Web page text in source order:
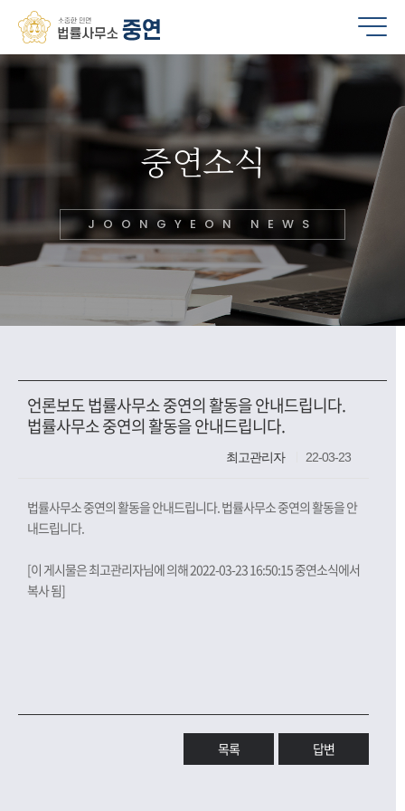
중연소식
JOONGYEON NEWS
언론보도법률사무소 중연의 활동을 안내드립니다.
법률사무소 중연의 활동을 안내드립니다.
최고관리자 22-03-23
법률사무소 중연의 활동을 안내드립니다. 법률사무소 중연의 활동을 안
내드립니다.
[이 게시물은 최고관리자님에 의해 2022-03-23 16:50:15 중연소식에서
복사 됨]
목록 답변